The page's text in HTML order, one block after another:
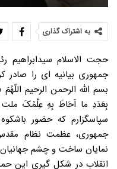
به اشتراک گذاری
حجت الاسلام سیدابراهیم
جمهوری بیانیه ای را صادر
بسم الله الرحمن الرحیم
بِعَدَدِ ما اَحَاطَ بِهِ عِلْمُکَ ملت
سپاسگزارم که حضور
جمهوری، عظمت نظام
نمایان ساخت و چشم
انقلاب در شکل گیری این